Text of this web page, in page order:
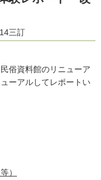
三訂
俗資料館のリニューア
ーアルしてレポートい
）